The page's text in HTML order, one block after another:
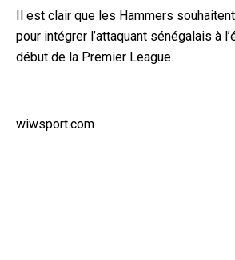
Il est clair que les Hammers
pour intégrer l’attaquant sénégalais à
début de la Premier League.
wiwsport.com